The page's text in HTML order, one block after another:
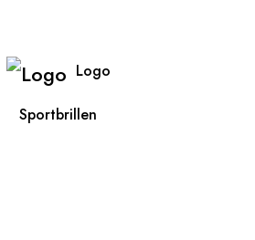
Logo
Sportbrillen